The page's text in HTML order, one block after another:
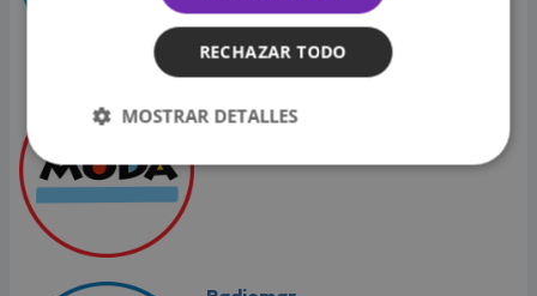
RECHAZAR TODO
MOSTRAR DETALLES